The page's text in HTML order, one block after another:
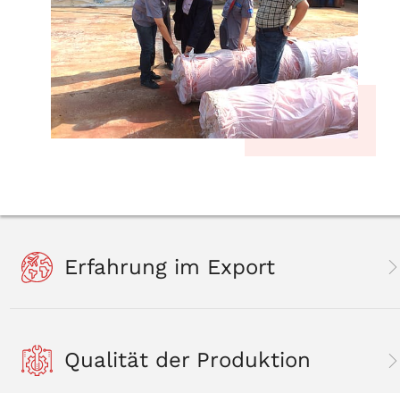
Erfahrung im Export
Qualität der Produktion